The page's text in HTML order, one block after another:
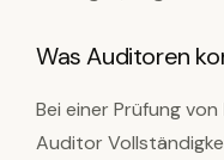
Was Auditoren
Bei einer Prüfung von
Auditor